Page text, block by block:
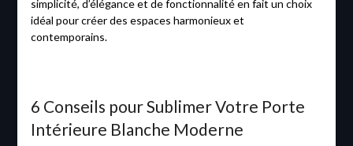
simplicité, d’élégance et de fonctionnalité en fait un choix
idéal pour créer des espaces harmonieux et
contemporains.
6 Conseils pour Sublimer Votre Porte
Intérieure Blanche Moderne